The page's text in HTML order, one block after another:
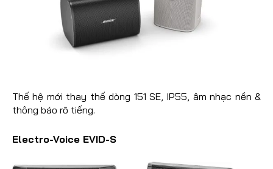
Thế hệ mới thay thế dòng 151 SE, IP55, âm nhạc nền &
thông báo rõ tiếng.
Electro-Voice EVID-S